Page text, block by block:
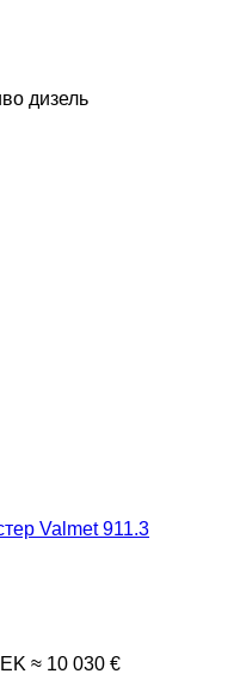
дизель
Valmet 911.3
≈ 10 030 €